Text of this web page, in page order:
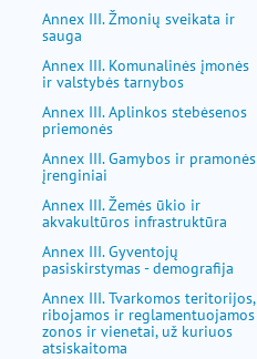
Annex III. Žmonių sveikata ir
sauga
Annex III. Komunalinės įmonės
ir valstybės tarnybos
Annex III. Aplinkos stebėsenos
priemonės
Annex III. Gamybos ir pramonės
įrenginiai
Annex III. Žemės ūkio ir
akvakultūros infrastruktūra
Annex III. Gyventojų
pasiskirstymas - demografija
Annex III. Tvarkomos teritorijos,
ribojamos ir reglamentuojamos
zonos ir vienetai, už kuriuos
atsiskaitoma